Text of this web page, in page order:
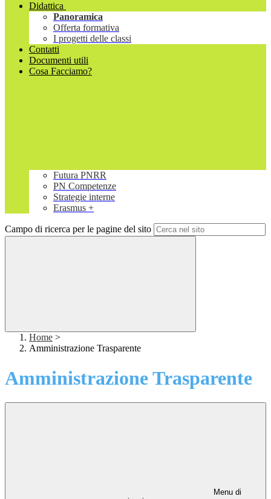
Didattica
Panoramica
Offerta formativa
I progetti delle classi
Contatti
Documenti utili
Cosa Facciamo?
Futura PNRR
PN Competenze
Strategie interne
Erasmus +
Campo di ricerca per le pagine del sito
Home >
Amministrazione Trasparente
Amministrazione Trasparente
Menu di